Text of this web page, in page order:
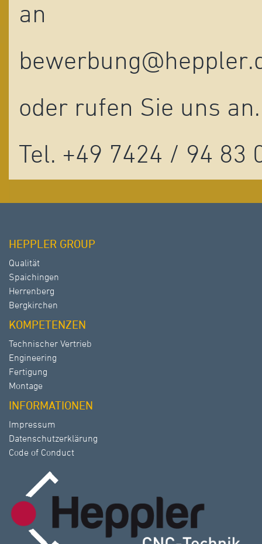
an
oder rufen Sie uns an.
Tel. +49 7424 / 94 83
HEPPLER GROUP
Qualität
Spaichingen
Herrenberg
Bergkirchen
KOMPETENZEN
Technischer Vertrieb
Engineering
Fertigung
Montage
INFORMATIONEN
Impressum
Datenschutzerklärung
Code of Conduct